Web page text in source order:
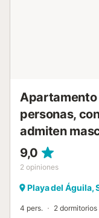
personas,
admiten
9,0
2 opiniones
Playa del Águila,
4 pers. 2 dormitorios